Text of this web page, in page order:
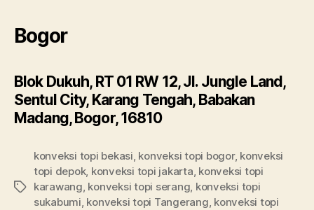
Bogor
Blok Dukuh, RT 01 RW 12, Jl. Jungle Land,
Sentul City, Karang Tengah, Babakan
Madang, Bogor, 16810
Tags
konveksi topi bekasi, konveksi topi bogor, konveksi
topi depok, konveksi topi jakarta, konveksi topi
karawang, konveksi topi serang, konveksi topi
sukabumi, konveksi topi Tangerang, konveksi topi